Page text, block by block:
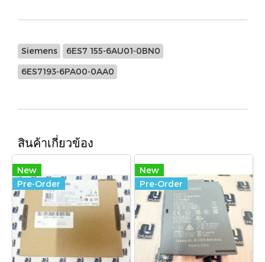
Siemens 6ES7 155-6AU01-0BN0
6ES7193-6PA00-0AA0
สินค้าเกี่ยวข้อง
New
Pre-Order
New
Pre-Order